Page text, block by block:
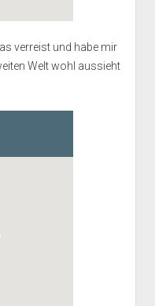
verreist und habe mir
Welt wohl aussieht